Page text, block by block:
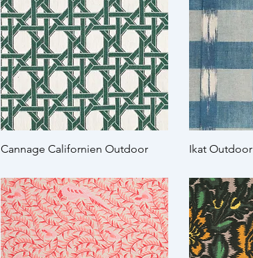
Cannage Californien Outdoor Ikat Outdoor